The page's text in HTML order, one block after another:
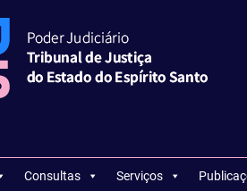
Consultas Serviços